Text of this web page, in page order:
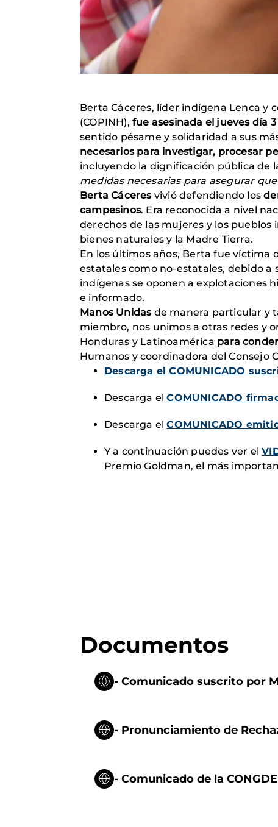
Berta Cáceres, líder indígena Lenca y
(COPINH), fue asesinada el jueves día
sentido pésame y solidaridad a sus
necesarios para investigar, procesar
incluyendo la dignificación pública de
medidas necesarias para asegurar
Berta Cáceresvivió defendiendo los
campesinos. Era reconocida a nivel
derechos de las mujeres y los pueblos
bienes naturales y la Madre Tierra.
En los últimos años, Berta fue
estatales como no-estatales, debido
indígenas se oponen a explotaciones
e informado.
Manos Unidasde manera particular y
miembro, nos unimos a otras redes y
Honduras y Latinoamérica para
Humanos y coordinadora del Consejo
Descarga el COMUNICADO
Descarga elCOMUNICADO
Descarga elCOMUNICADO
Y a continuación puedes ver el
Premio Goldman, el más
Documentos
- Comunicado suscrito por
- Pronunciamiento de
- Comunicado de la CONGDE